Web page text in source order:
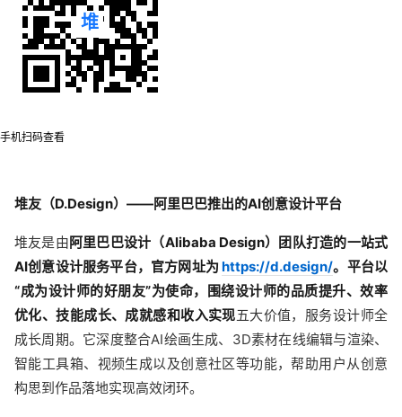
手机扫码查看
堆友（D.Design）——阿里巴巴推出的AI创意设计平台
堆友是由阿里巴巴设计（Alibaba Design）
团队打造的一站式
AI创意设计服务平台，官方网址为https://d.design/。平台以
“成为设计师的好朋友”为使命，围绕设计师的品质提升、效率
优化、技能成长、成就感和收入实现五大价值，服务设计师全
成长周期。它深度整合AI绘画生成、3D素材在线编辑与渲染、
智能工具箱、视频生成以及创意社区等功能，帮助用户从创意
构思到作品落地实现高效闭环。